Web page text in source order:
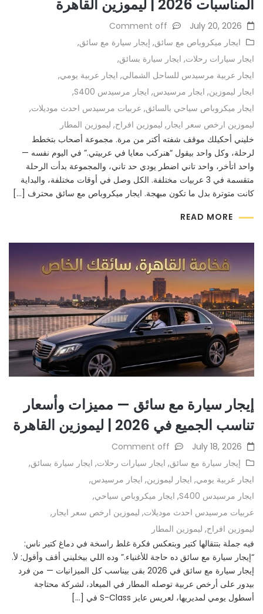
المناسبات 2026 | ليموزين القاهرة
July 20, 2026
ايجار ميكروباص مع سائق, إيجار سيارة مع سائق,
ايجار سيارات رحلات, ايجار سيارة بسائق,
ايجار عربية مرسيدس للساحل الشمالي, ايجار عربية يومي,
ايجار ليموزين, ايجار مرسيدس, ايجار مرسيدس S400
,
ايجار ميكروباص سياحي بالسائق, عربيات مرسيدس احدث موديلات,
ليموزين ارخص سعر ايجار, ليموزين افراح, ليموزين المطار
Comment off
خليني أحكيلك موقف شفته أكتر من مرة. مجموعة أصحاب بتخطط
لرحلة، وكل واحد بيقول “هنركب معايا في عربيتي.” في اليوم نفسه —
واحد اتأخر، واحد تاني اضطر يودي حد تاني، والمجموعة بدأت الرحلة
متقسمة في 3 عربيات مختلفة. الكل وصل في أوقات مختلفة، والبداية
كانت متوترة بدل ما تكون مبهجة. ايجار ميكروباص مع سائق محترف […]
READ MORE
إيجار سيارة مع سائق — مميزات وأسعار
تناسب الجميع في 2026 | ليموزين القاهرة
July 18, 2026
إيجار سيارة مع سائق, ايجار سيارات رحلات, ايجار سيارة بسائق,
ايجار عربية يومي, ايجار ليموزين, ايجار مرسيدس,
ايجار مرسيدس S400
, ايجار ميكروباص سياحي,
عربيات مرسيدس احدث موديلات, ليموزين ارخص سعر ايجار,
ليموزين افراح, ليموزين المطار
Comment off
فيه جملة بتتقالها كتير وبتعكس فكرة غلط راسخة في دماغ كتير ناس:
“إيجار سيارة مع سائق ده حاجة للأغنياء.” وده اللي بيخليني أقف وأقول: لأ.
إيجار سيارة مع سائق في 2026 بقى بيناسب كل الميزانيات — من فرد
بيدور على أرخص عربية توصله المطار في الميعاد، لشركة محتاجة
أسطول يومي لمديريها، لعريس عايز S-Class في […]